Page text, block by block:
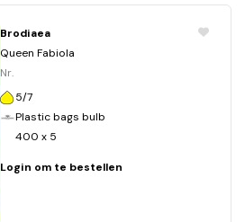
Brodiaea
Queen Fabiola
Nr.
5/7
Plastic bags bulb
400 x 5
Login om te bestellen